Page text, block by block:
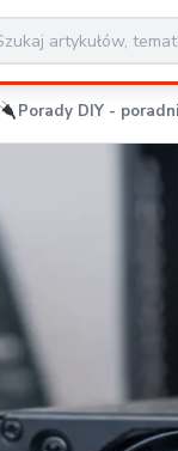
Porady DIY -